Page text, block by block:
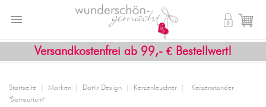
Versandkostenfrei ab 99,- € Bestellwert!
 shopping_cart

Startseite Marken Dottir Design Kerzenleuchter
Kerzenständer
"Samsurium"